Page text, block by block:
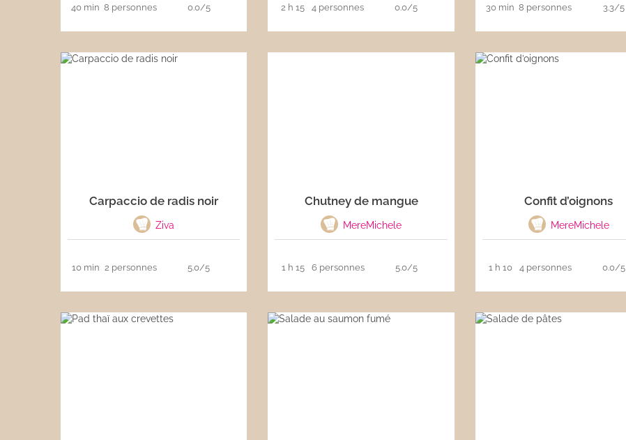
40 min 8 personnes 0.0/5 2 h 15 4 personnes 0.0/5 30 min 8 personnes 3.3/5
Carpaccio de radis noir
Ziva
10 min 2 personnes 5.0/5
Chutney de mangue
MereMichele
1 h 15 6 personnes 5.0/5
Confit d’oignons
MereMichele
1 h 10 4 personnes 0.0/5